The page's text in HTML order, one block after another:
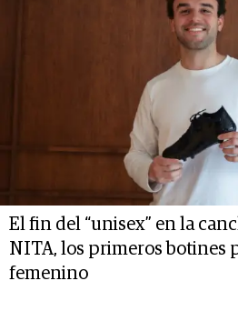
El fin del “unisex” en la
NITA, los primeros botines
femenino